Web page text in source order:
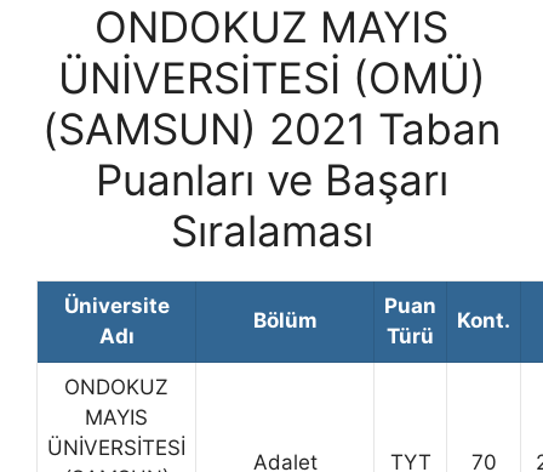
ONDOKUZ MAYIS
ÜNİVERSİTESİ (OMÜ)
(SAMSUN) 2021 Taban
Puanları ve Başarı
Sıralaması
Üniversite
Adı
Bölüm
Puan
Türü
Kont.
ONDOKUZ
MAYIS
ÜNİVERSİTESİ
Adalet TYT 70